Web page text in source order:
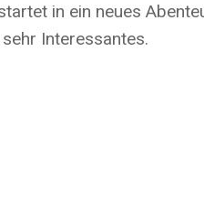
in ein neues
Interessantes.